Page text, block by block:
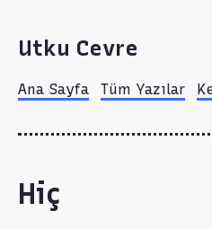
Utku Cevre
Ana Sayfa Tüm Yazılar
Hiç